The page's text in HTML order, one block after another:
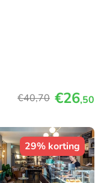
€40,70 €26,50
29% korting